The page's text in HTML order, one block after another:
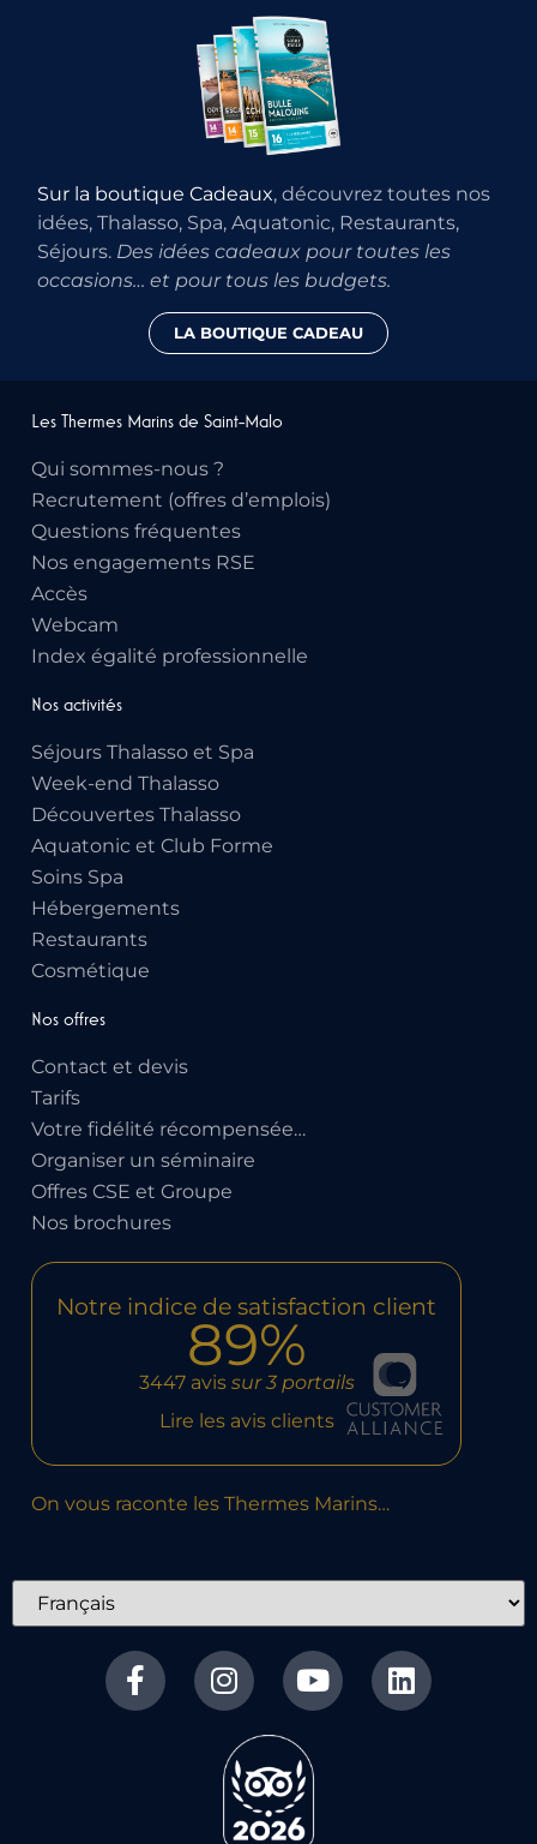
Sur la boutique Cadeaux, découvrez toutes nos
idées, Thalasso, Spa, Aquatonic, Restaurants,
Séjours. Des idées cadeaux pour toutes les
occasions… et pour tous les budgets.
LA BOUTIQUE CADEAU
Les Thermes Marins de Saint-Malo
Qui sommes-nous ?
Recrutement (offres d’emplois)
Questions fréquentes
Nos engagements RSE
Accès
Webcam
Index égalité professionnelle
Nos activités
Séjours Thalasso et Spa
Week-end Thalasso
Découvertes Thalasso
Aquatonic et Club Forme
Soins Spa
Hébergements
Restaurants
Cosmétique
Nos offres
Contact et devis
Tarifs
Votre fidélité récompensée…
Organiser un séminaire
Offres CSE et Groupe
Nos brochures
Notre indice de satisfaction client
89%
3447 avis sur 3 portails
Lire les avis clients
On vous raconte les Thermes Marins…